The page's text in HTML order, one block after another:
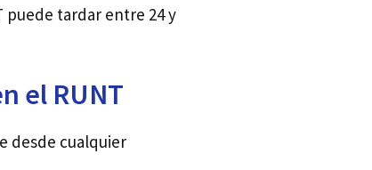
puede tardar entre 24 y
el RUNT
desde cualquier